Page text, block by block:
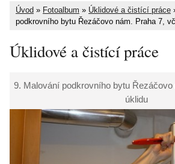
Úvod » Fotoalbum » Úklidové a čistící práce
podkrovního bytu Řezáčovo nám. Praha 7,
Úklidové a čistící práce
9. Malování podkrovního bytu
úklidu